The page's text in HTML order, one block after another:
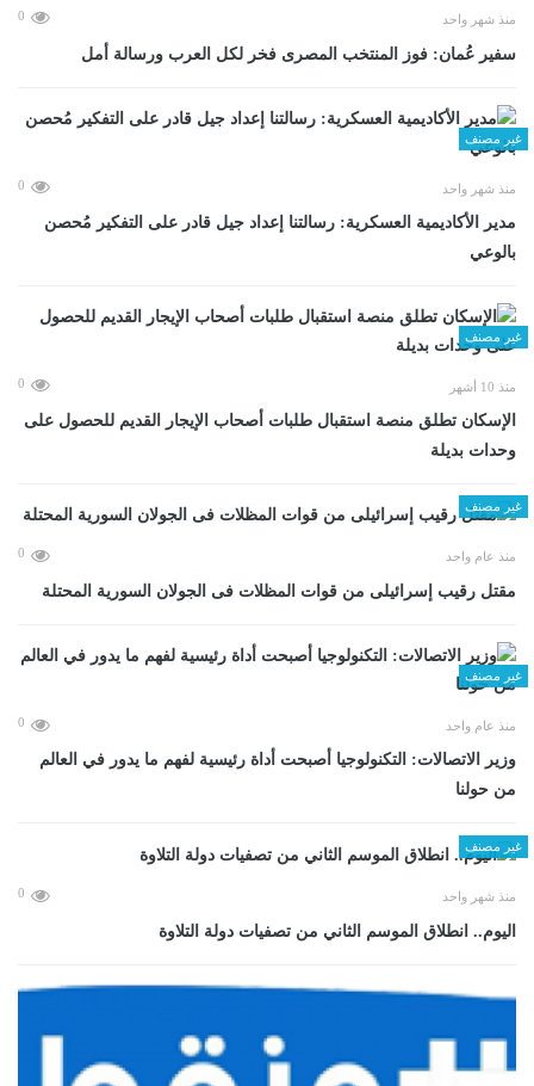
منذ شهر واحد 0
سفير عُمان: فوز المنتخب المصرى فخر لكل العرب ورسالة أمل
غير مصنف
منذ شهر واحد 0
مدير الأكاديمية العسكرية: رسالتنا إعداد جيل قادر على التفكير مُحصن
بالوعي
غير مصنف
منذ 10 أشهر 0
الإسكان تطلق منصة استقبال طلبات أصحاب الإيجار القديم للحصول على
وحدات بديلة
غير مصنف
منذ عام واحد 0
مقتل رقيب إسرائيلى من قوات المظلات فى الجولان السورية المحتلة
غير مصنف
منذ عام واحد 0
وزير الاتصالات: التكنولوجيا أصبحت أداة رئيسية لفهم ما يدور في العالم
من حولنا
غير مصنف
منذ شهر واحد 0
اليوم.. انطلاق الموسم الثاني من تصفيات دولة التلاوة